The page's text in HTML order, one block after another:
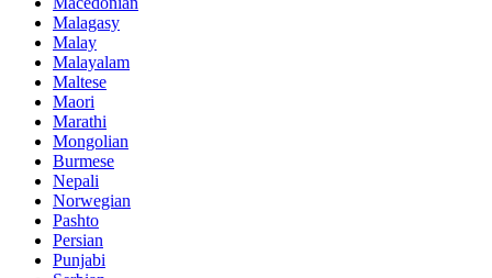
Malagasy
Malay
Malayalam
Maltese
Maori
Marathi
Mongolian
Burmese
Nepali
Norwegian
Pashto
Persian
Punjabi